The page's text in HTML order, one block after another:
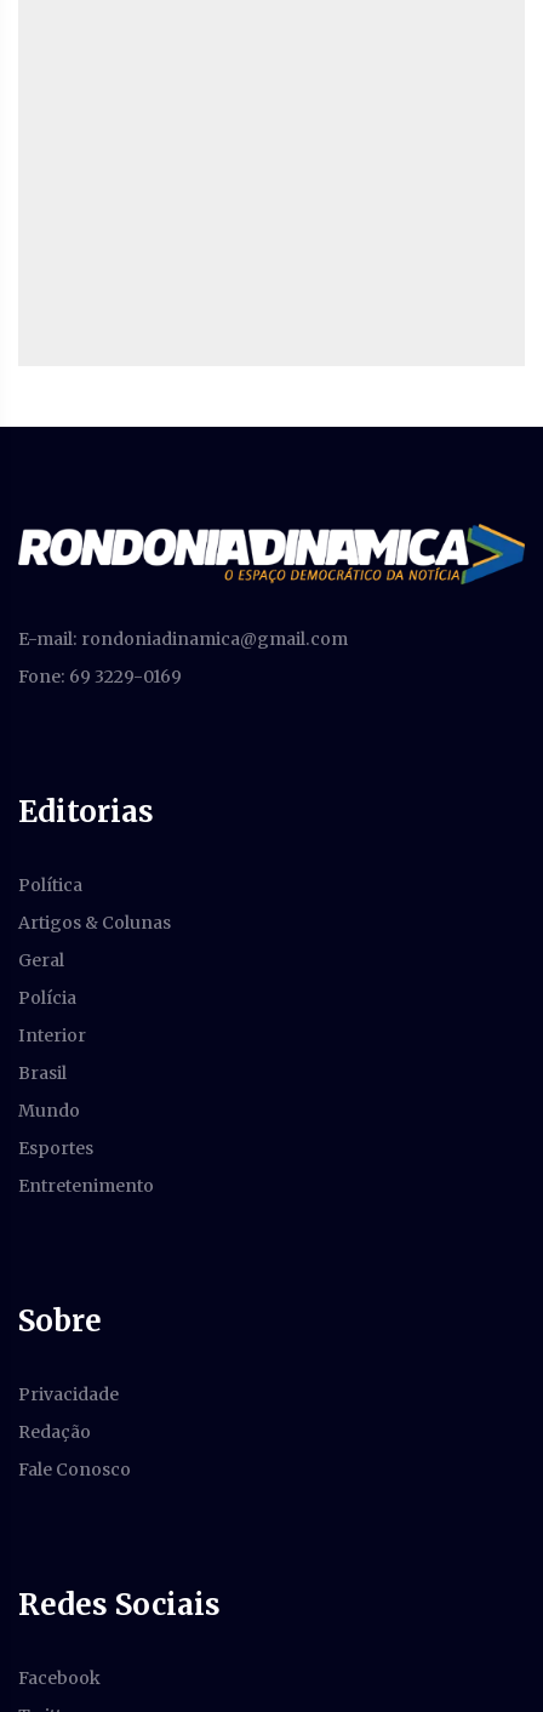
E-mail: rondoniadinamica@gmail.com
Fone: 69 3229-0169
Editorias
Política
Artigos & Colunas
Geral
Polícia
Interior
Brasil
Mundo
Esportes
Entretenimento
Sobre
Privacidade
Redação
Fale Conosco
Redes Sociais
Facebook